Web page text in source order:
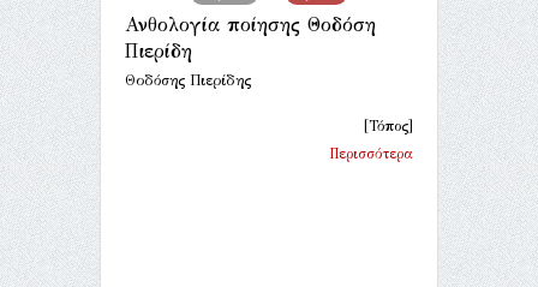
Ανθολογία ποίησης Θοδόση
Πιερίδη
Θοδόσης Πιερίδης
[Τόπος]
Περισσότερα